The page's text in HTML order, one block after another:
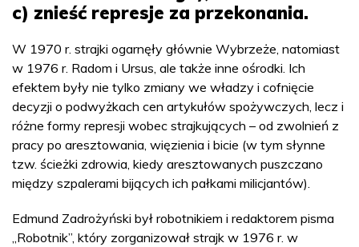
c) znieść represje za przekonania.
W 1970 r. strajki ogarnęły głównie Wybrzeże, natomiast
w 1976 r. Radom i Ursus, ale także inne ośrodki. Ich
efektem były nie tylko zmiany we władzy i cofnięcie
decyzji o podwyżkach cen artykułów spożywczych, lecz i
różne formy represji wobec strajkujących – od zwolnień z
pracy po aresztowania, więzienia i bicie (w tym słynne
tzw. ścieżki zdrowia, kiedy aresztowanych puszczano
między szpalerami bijących ich pałkami milicjantów).
Edmund Zadrożyński był robotnikiem i redaktorem pisma
„Robotnik”, który zorganizował strajk w 1976 r. w